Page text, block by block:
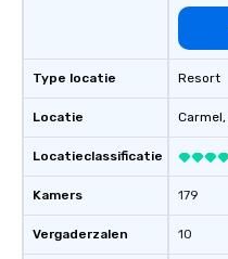
Type locatie
Locatie
Locatieclassificatie
Kamers
Vergaderzalen
Resort
Carmel,
179
10